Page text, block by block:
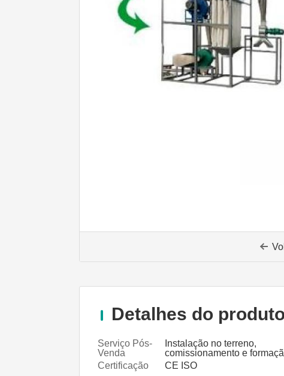
Detalhes do
Serviço Pós-
Venda
Prestado
Instalação no terreno,
comissionamento e
Certificação CE ISO